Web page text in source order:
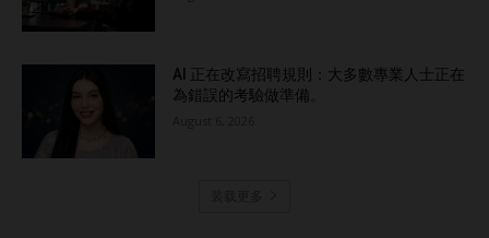
AI 正在改寫招聘規則：大多數專業人士正在
為錯誤的考驗做準備。